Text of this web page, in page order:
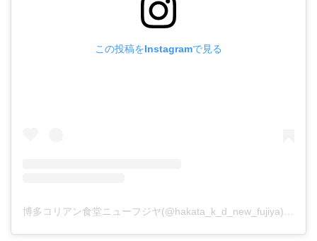
この投稿をInstagramで見る
博多コリアン食堂ニューフジヤ(@hakata_k_d_new_fujiya)がシェアした投稿